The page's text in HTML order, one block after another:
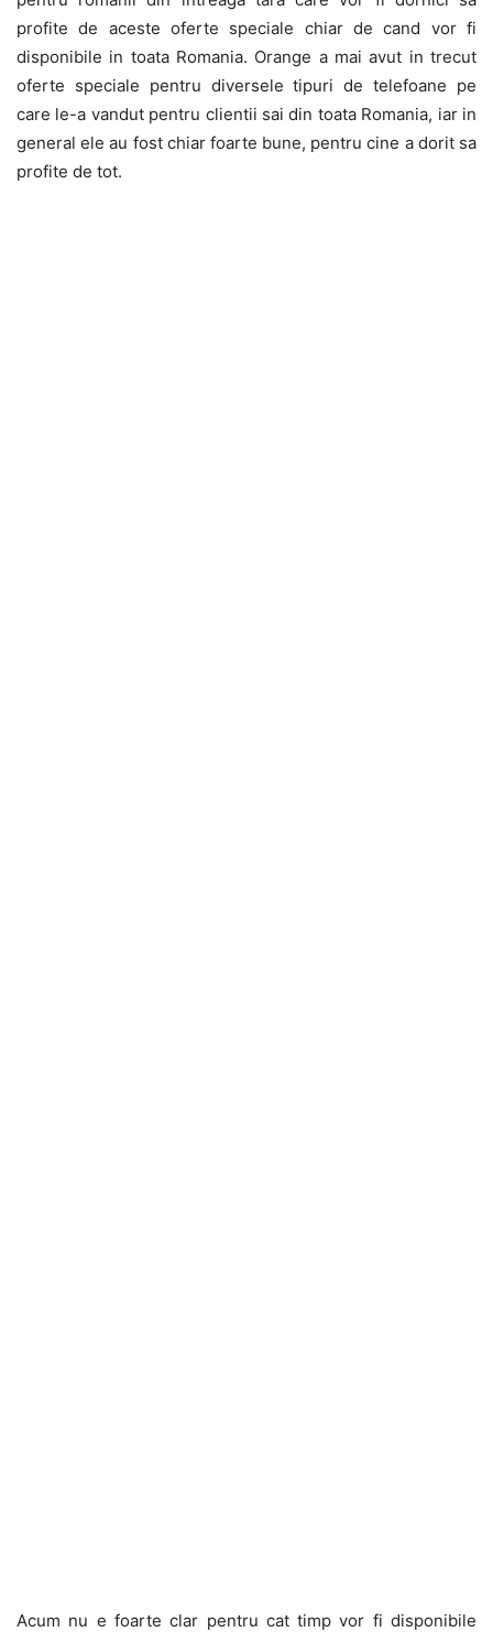
profite de aceste oferte speciale chiar de cand vor fi
disponibile in toata Romania. Orange a mai avut in trecut
oferte speciale pentru diversele tipuri de telefoane pe
care le-a vandut pentru clientii sai din toata Romania, iar in
general ele au fost chiar foarte bune, pentru cine a dorit sa
profite de tot.
Acum nu e foarte clar pentru cat timp vor fi disponibile